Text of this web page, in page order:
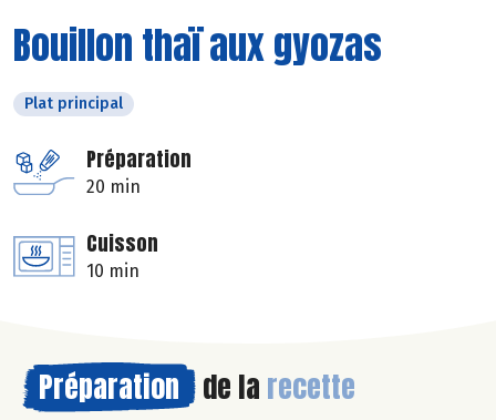
Bouillon thaï aux gyozas
Plat principal
Préparation
20 min
Cuisson
10 min
Préparation de la recette